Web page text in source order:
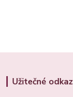
Užitečné